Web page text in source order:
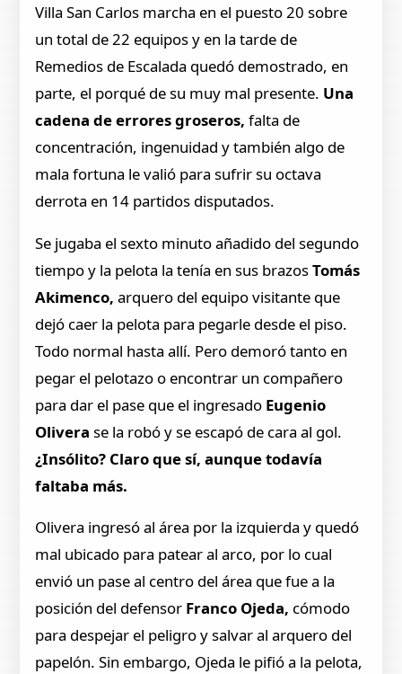
Villa San Carlos marcha en el puesto 20 sobre
un total de 22 equipos y en la tarde de
Remedios de Escalada quedó demostrado, en
parte, el porqué de su muy mal presente. Una
cadena de errores groseros, falta de
concentración, ingenuidad y también algo de
mala fortuna le valió para sufrir su octava
derrota en 14 partidos disputados.
Se jugaba el sexto minuto añadido del segundo
tiempo y la pelota la tenía en sus brazosTomás
Akimenco, arquero del equipo visitante que
dejó caer la pelota para pegarle desde el piso.
Todo normal hasta allí. Pero demoró tanto en
pegar el pelotazo o encontrar un compañero
para dar el pase que el ingresado Eugenio
Olivera se la robó y se escapó de cara al gol.
¿Insólito? Claro que sí, aunque todavía
faltaba más.
Olivera ingresó al área por la izquierda y quedó
mal ubicado para patear al arco, por lo cual
envió un pase al centro del área que fue a la
posición del defensor Franco Ojeda, cómodo
para despejar el peligro y salvar al arquero del
papelón. Sin embargo, Ojeda le pifió a la pelota,